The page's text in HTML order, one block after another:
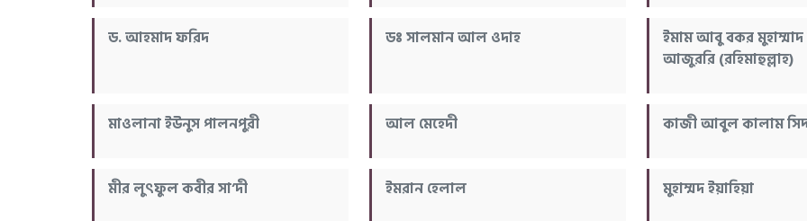
ড. আহমাদ ফরিদ ডঃ সালমান আল ওদাহ
ইমাম আবু বকর
আজুররি (রহিমাহুল্লাহ)
মাওলানা ইউনুস পালনপুরী আল মেহেদী কাজী আবুল কালাম
মীর লুৎফুল কবীর সা’দী ইমরান হেলাল মুহাম্মদ ইয়াহিয়া